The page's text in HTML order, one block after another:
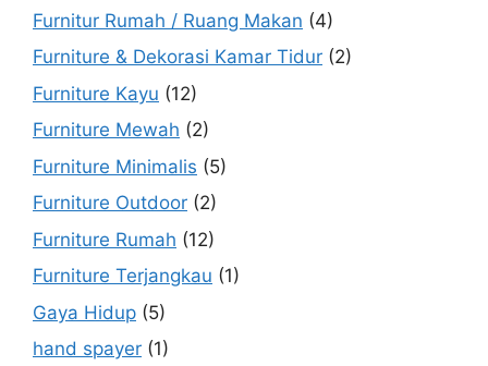
Furnitur Rumah / Ruang Makan (4)
Furniture & Dekorasi Kamar Tidur (2)
Furniture Kayu (12)
Furniture Mewah (2)
Furniture Minimalis (5)
Furniture Outdoor (2)
Furniture Rumah (12)
Furniture Terjangkau (1)
Gaya Hidup (5)
hand spayer (1)